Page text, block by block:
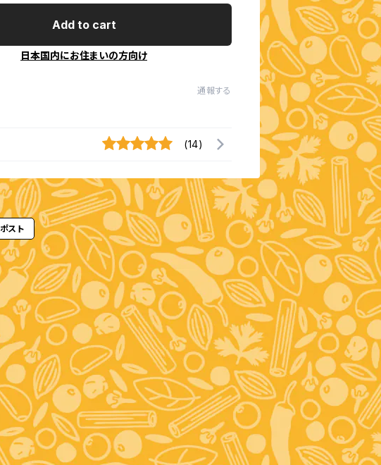
Add to cart
日本国内にお住まいの方向け
通報する
(14)
ポスト